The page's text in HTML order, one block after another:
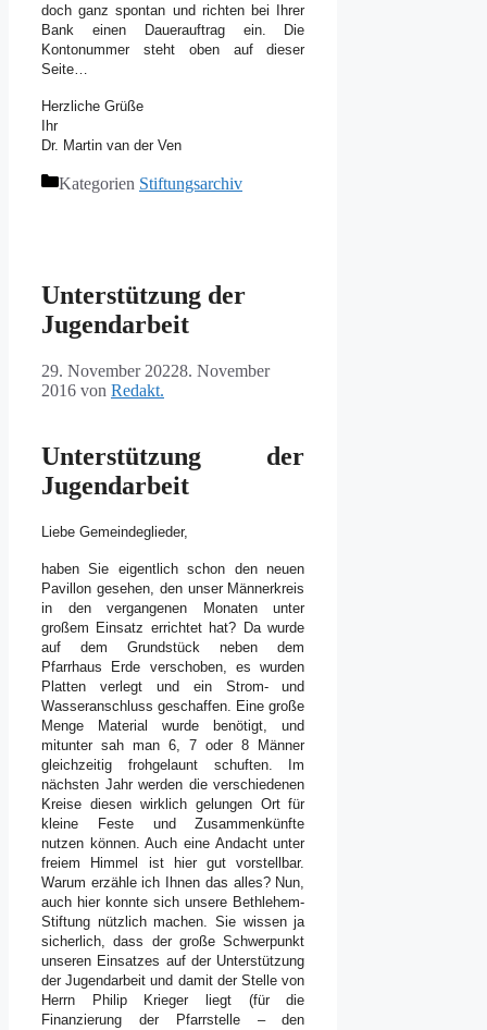
doch ganz spontan und richten bei Ihrer
Bank einen Dauerauftrag ein. Die
Kontonummer steht oben auf dieser
Seite…
Herzliche Grüße
Ihr
Dr. Martin van der Ven
Kategorien Stiftungsarchiv
Unterstützung der
Jugendarbeit
29. November 20228. November
2016 von Redakt.
Unterstützung der
Jugendarbeit
Liebe Gemeindeglieder,
haben Sie eigentlich schon den neuen
Pavillon gesehen, den unser Männerkreis
in den vergangenen Monaten unter
großem Einsatz errichtet hat? Da wurde
auf dem Grundstück neben dem
Pfarrhaus Erde verschoben, es wurden
Platten verlegt und ein Strom- und
Wasseranschluss geschaffen. Eine große
Menge Material wurde benötigt, und
mitunter sah man 6, 7 oder 8 Männer
gleichzeitig frohgelaunt schuften. Im
nächsten Jahr werden die verschiedenen
Kreise diesen wirklich gelungen Ort für
kleine Feste und Zusammenkünfte
nutzen können. Auch eine Andacht unter
freiem Himmel ist hier gut vorstellbar.
Warum erzähle ich Ihnen das alles? Nun,
auch hier konnte sich unsere Bethlehem-
Stiftung nützlich machen. Sie wissen ja
sicherlich, dass der große Schwerpunkt
unseren Einsatzes auf der Unterstützung
der Jugendarbeit und damit der Stelle von
Herrn Philip Krieger liegt (für die
Finanzierung der Pfarrstelle – den